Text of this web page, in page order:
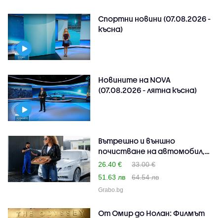
Спортни новини (07.08.2026 -
късна)
Новините на NOVA
(07.08.2026 - лятна късна)
Вътрешно и външно
почистване на автомобил,
п..
26.40 €
33.00 €
51.63 лв
64.54 лв
Grabo.bg
От Омир до Нолан: Филмът